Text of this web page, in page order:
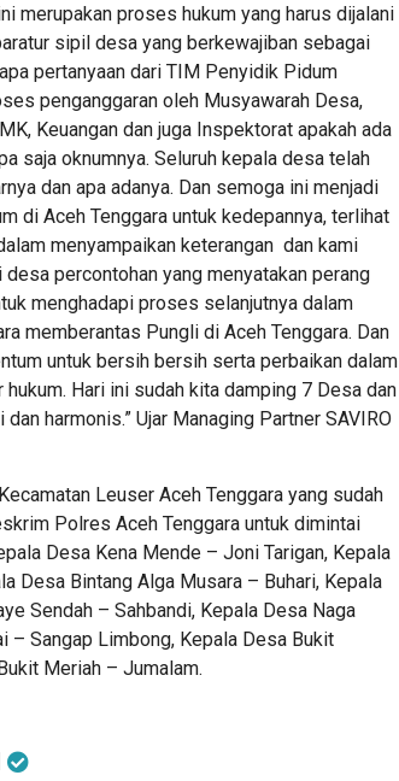
merupakan proses hukum yang harus dijalani
sipil desa yang berkewajiban sebagai
pertanyaan dari TIM Penyidik Pidum
penganggaran oleh Musyawarah Desa,
Keuangan dan juga Inspektorat apakah ada
saja oknumnya. Seluruh kepala desa telah
dan apa adanya. Dan semoga ini menjadi
di Aceh Tenggara untuk kedepannya, terlihat
menyampaikan keterangan dan kami
percontohan yang menyatakan perang
menghadapi proses selanjutnya dalam
memberantas Pungli di Aceh Tenggara. Dan
untuk bersih bersih serta perbaikan dalam
Hari ini sudah kita damping 7 Desa dan
harmonis.” Ujar Managing Partner SAVIRO
Leuser Aceh Tenggara yang sudah
Polres Aceh Tenggara untuk dimintai
Desa Kena Mende – Joni Tarigan, Kepala
Desa Bintang Alga Musara – Buhari, Kepala
Sendah – Sahbandi, Kepala Desa Naga
– Sangap Limbong, Kepala Desa Bukit
Meriah – Jumalam.